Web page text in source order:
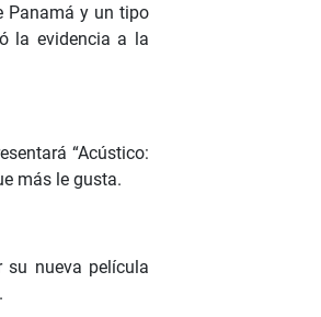
Panamá y un tipo
la evidencia a la
“Acústico:
más le gusta.
su nueva película